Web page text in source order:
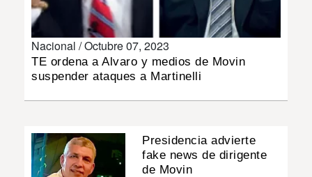
Nacional /Octubre 07, 2023
TE ordena a Alvaro y medios de Movin
suspender ataques a Martinelli
Presidencia advierte
fake news de dirigente
de Movin